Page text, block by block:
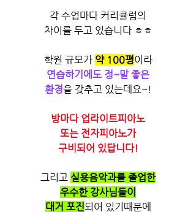
각 수업마다 커리큘럼의
차이를 두고 있습니다 ㅎㅎ
학원 규모가 약 100평이라
연습하기에도 정~말 좋은
환경을 갖추고 있는데요~!
방마다 업라이트피아노
또는 전자피아노가
구비되어 있답니다!
그리고 실용음악과를 졸업한
우수한 강사님들이
대거 포진되어 있기때문에